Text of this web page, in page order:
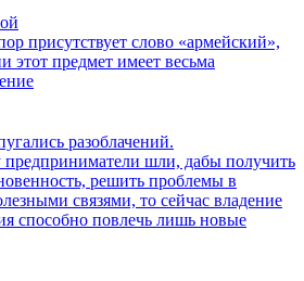
присутствует слово «армейский»,
этот предмет имеет весьма
разоблачений.
шли, дабы получить
решить проблемы в
связями, то сейчас владение
способно повлечь лишь новые